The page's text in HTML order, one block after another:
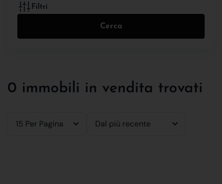
Filtri
Cerca
0 immobili in vendita trovati
15 Per Pagina Dal più recente